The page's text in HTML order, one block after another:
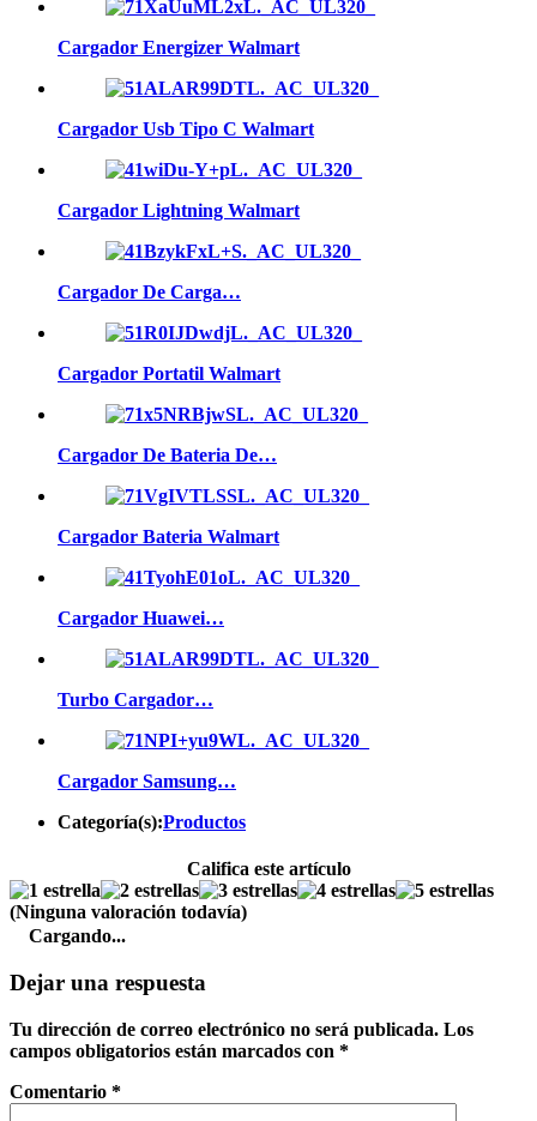
Cargador Energizer Walmart
Cargador Usb Tipo C Walmart
Cargador Lightning Walmart
Cargador De Carga…
Cargador Portatil Walmart
Cargador De Bateria De…
Cargador Bateria Walmart
Cargador Huawei…
Turbo Cargador…
Cargador Samsung…
Categoría(s):Productos
Califica este artículo
(Ninguna valoración todavía)
Cargando...
Dejar una respuesta
Tu dirección de correo electrónico no será publicada. Los
campos obligatorios están marcados con *
Comentario *